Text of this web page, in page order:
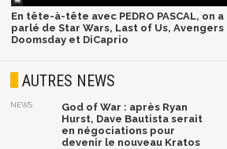
En tête-à-tête avec PEDRO PASCAL, on a
parlé de Star Wars, Last of Us, Avengers
Doomsday et DiCaprio
AUTRES NEWS
NEWS
God of War : après Ryan
Hurst, Dave Bautista serait
en négociations pour
devenir le nouveau Kratos